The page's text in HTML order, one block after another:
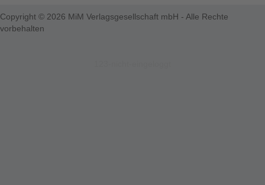
Copyright © 2026 MiM Verlagsgesellschaft mbH - Alle Rechte
vorbehalten